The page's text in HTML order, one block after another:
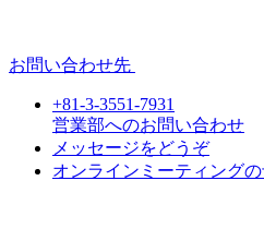
お問い合わせ先
+81-3-3551-7931
営業部へのお問い合わせ
メッセージをどうぞ
オンラインミーティング